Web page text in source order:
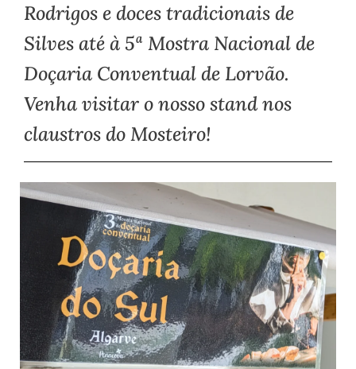
Rodrigos e doces tradicionais de
Silves até à 5ª Mostra Nacional de
Doçaria Conventual de Lorvão.
Venha visitar o nosso stand nos
claustros do Mosteiro!